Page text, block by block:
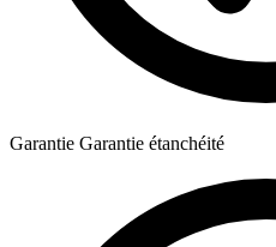
Garantie Garantie étanchéité